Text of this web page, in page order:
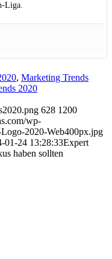
Liga.
, Marketing Trends
2020
628 1200
wp-
2020-Web400px.jpg
01-24 13:28:33Expert
haben sollten